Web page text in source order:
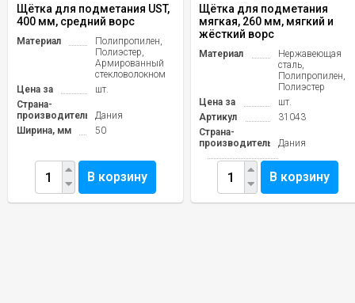
Щётка для подметания UST,
400 мм, средний ворс
Материал
Полипропилен,
Полиэстер,
Армированный
стекловолокном
Цена за
шт.
Страна-
производитель
Дания
Ширина, мм
50
В корзину
Щётка для подметания
мягкая, 260 мм, мягкий и
жёсткий ворс
Материал
Нержавеющая
сталь,
Полипропилен,
Полиэстер
Цена за
шт.
Артикул
31043
Страна-
производитель
Дания
В корзину